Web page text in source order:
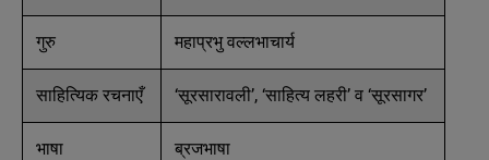
गुरु महाप्रभु वल्लभाचार्य
साहित्यिक रचनाएँ ‘सूरसारावली’, ‘साहित्य लहरी’ व ‘सूरसागर’
भाषा ब्रजभाषा